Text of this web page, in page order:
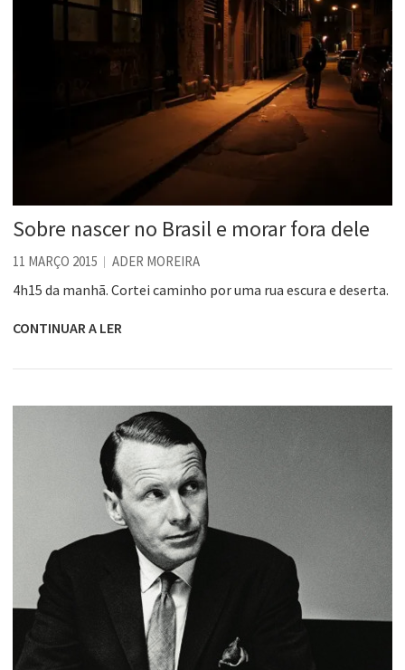
Se queres salvar o mundo, o veganismo não é a resposta
Sobre nascer no Brasil e morar fora dele
11 MARÇO 2015 ADER MOREIRA
4h15 da manhã. Cortei caminho por uma rua escura e deserta.
CONTINUAR A LER